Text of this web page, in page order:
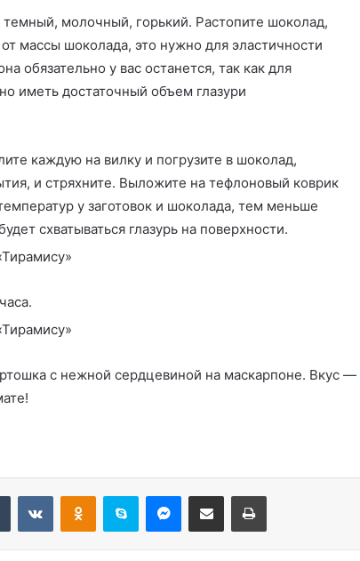
молочный, горький. Растопите шоколад,
массы шоколада, это нужно для эластичности
обязательно у вас останется, так как для
иметь достаточный объем глазури
каждую на вилку и погрузите в шоколад,
и стряхните. Выложите на тефлоновый коврик
у заготовок и шоколада, тем меньше
схватываться глазурь на поверхности.
с нежной сердцевиной на маскарпоне. Вкус —
Tumblr ВконтактеОдноклассники
Skype Messenger
Поделиться через электронную почту Печатать